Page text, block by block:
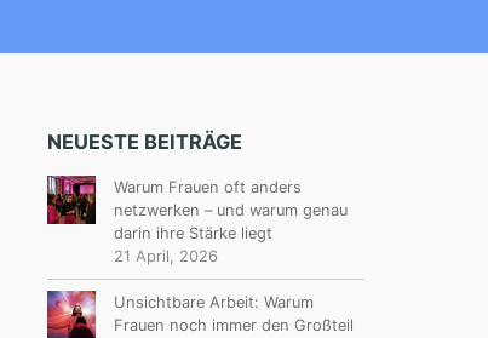
NEUESTE BEITRÄGE
Warum Frauen oft anders
netzwerken – und warum genau
darin ihre Stärke liegt
21 April, 2026
Unsichtbare Arbeit: Warum
Frauen noch immer den Großteil